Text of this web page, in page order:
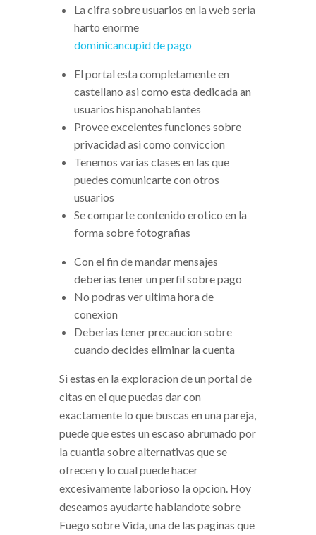
La cifra sobre usuarios en la web seri­a
harto enorme
dominicancupid de pago
El portal esta completamente en
castellano asi­ como esta dedicada an
usuarios hispanohablantes
Provee excelentes funciones sobre
privacidad asi­ como conviccion
Tenemos varias clases en las que
puedes comunicarte con otros
usuarios
Se comparte contenido erotico en la
forma sobre fotografias
Con el fin de mandar mensajes
deberias tener un perfil sobre pago
No podras ver ultima hora de
conexion
Deberias tener precaucion sobre
cuando decides eliminar la cuenta
Si estas en la exploracion de un portal de
citas en el que puedas dar con
exactamente lo que buscas en una pareja,
puede que estes un escaso abrumado por
la cuanti­a sobre alternativas que se
ofrecen y lo cual puede hacer
excesivamente laborioso la opcion. Hoy
deseamos ayudarte hablandote sobre
Fuego sobre Vida, una de las paginas que